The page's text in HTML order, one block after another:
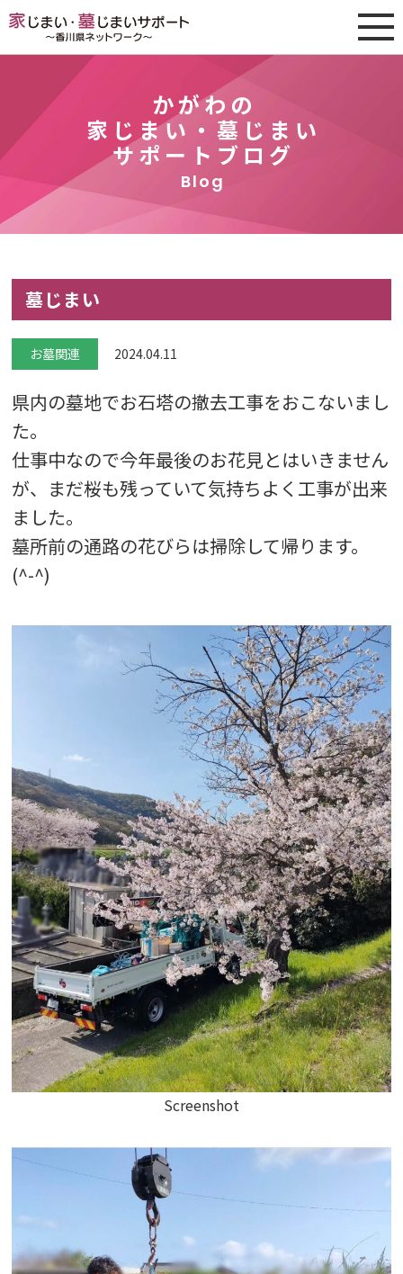
かがわの
家じまい・墓じまい
サポートブログ
Blog
墓じまい
お墓関連 2024.04.11
県内の墓地でお石塔の撤去工事をおこないまし
た。
仕事中なので今年最後のお花見とはいきません
が、まだ桜も残っていて気持ちよく工事が出来
ました。
墓所前の通路の花びらは掃除して帰ります。
(^-^)
Screenshot